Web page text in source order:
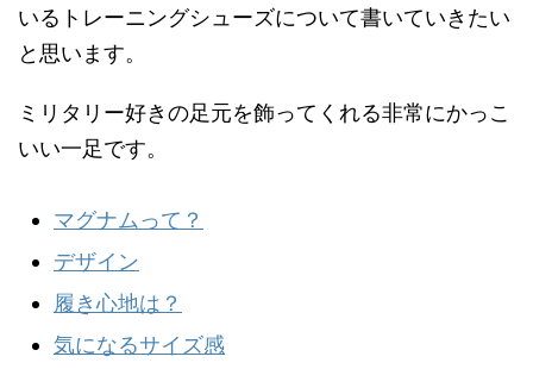
いるトレーニングシューズについて書いていきたい
と思います。
ミリタリー好きの足元を飾ってくれる非常にかっこ
いい一足です。
マグナムって？
デザイン
履き心地は？
気になるサイズ感